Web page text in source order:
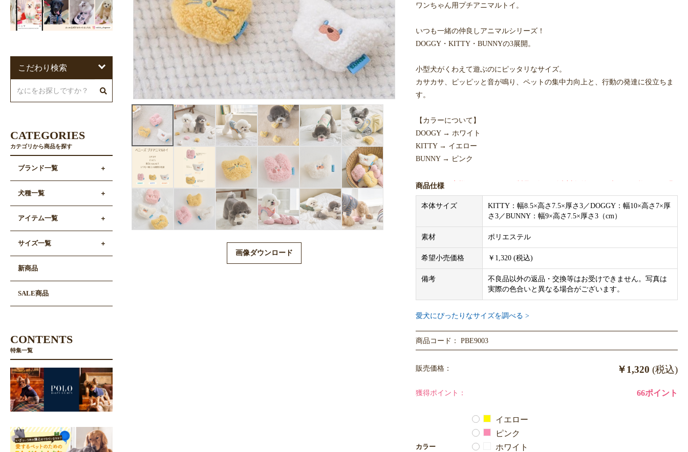
画像ダウンロード
ワンちゃん用プチアニマルトイ。
いつも一緒の仲良しアニマルシリーズ！
DOGGY・KITTY・BUNNYの3展開。
小型犬がくわえて遊ぶのにピッタリなサイズ。
カサカサ、ピッピッと音が鳴り、ペットの集中力向上と、行動の発達に役立ちま
す。
【カラーについて】
DOOGY → ホワイト
KITTY → イエロー
BUNNY → ピンク
※法人のお客様へ、BENNYSの製品は卸し販売対象外です。表示の価格、及び購
入価格はメーカー希望小売価格です。
※商品画像はサンプルのため、色味やサイズ等の仕様に変更がある場合がござい
ますので、予めご了承ください。
商品仕様
本体サイズ
KITTY：幅8.5×高さ7.5×厚さ3／DOGGY：幅10×高さ7×厚
さ3／BUNNY：幅9×高さ7.5×厚さ3（cm）
素材 ポリエステル
希望小売価格 ￥1,320 (税込)
備考
不良品以外の返品・交換等はお受けできません。写真は
実際の色合いと異なる場合がございます。
愛犬にぴったりなサイズを調べる >
商品コード： PBE9003
販売価格： ￥1,320 (税込)
獲得ポイント： 66ポイント
カラー
イエロー
ピンク
ホワイト
こだわり検索
CATEGORIES
カテゴリから商品を探す
ブランド一覧
犬種一覧
アイテム一覧
サイズ一覧
新商品
SALE商品
CONTENTS
特集一覧